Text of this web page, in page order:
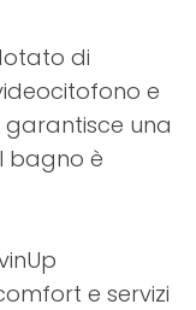
di
e
una
bagno è
e servizi